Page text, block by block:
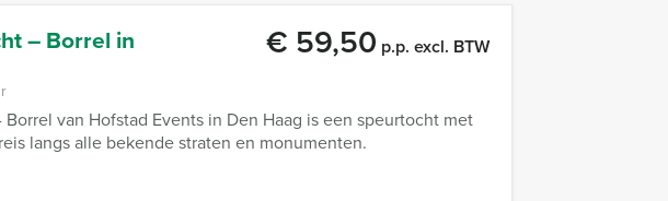
– Borrel in € 59,50 p.p. excl. BTW
Borrel van Hofstad Events in Den Haag is een speurtocht met
langs alle bekende straten en monumenten.